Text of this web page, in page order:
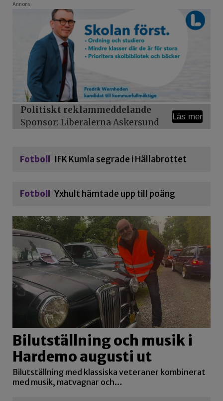
Annons
Politiskt reklammeddelande
Sponsor: Liberalerna Askersund
Läs mer
Fotboll IFK Kumla segrade i Hällabrottet
Fotboll Yxhult hämtade upp till poäng
Bilutställning och musik i
Hardemo augusti ut
Bilutställning med klassiska veteraner kombinerat
med musik, matvagnar och…